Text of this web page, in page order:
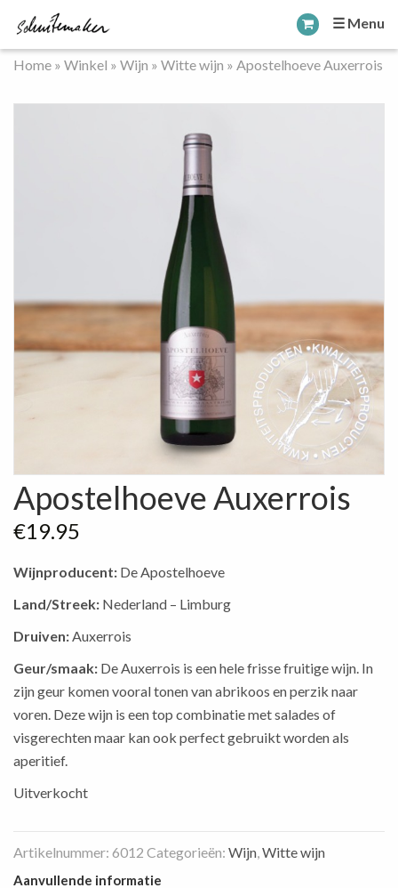
☰ Menu
Home » Winkel » Wijn » Witte wijn » Apostelhoeve Auxerrois
Apostelhoeve Auxerrois
€19.95
Wijnproducent: De Apostelhoeve
Land/Streek: Nederland – Limburg
Druiven:Auxerrois
Geur/smaak: De Auxerrois is een hele frisse fruitige wijn. In
zijn geur komen vooral tonen van abrikoos en perzik naar
voren. Deze wijn is een top combinatie met salades of
visgerechten maar kan ook perfect gebruikt worden als
aperitief.
Uitverkocht
Artikelnummer: 6012 Categorieën: Wijn,Witte wijn
Aanvullende informatie